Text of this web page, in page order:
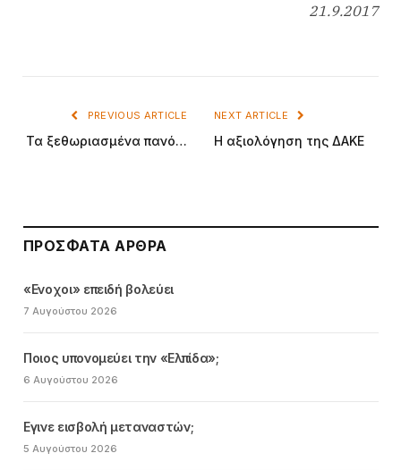
21.9.2017
PREVIOUS ARTICLE
Τα ξεθωριασμένα πανό…
NEXT ARTICLE
Η αξιολόγηση της ΔΑΚΕ
ΠΡΌΣΦΑΤΑ ΆΡΘΡΑ
«Ενοχοι» επειδή βολεύει
7 Αυγούστου 2026
Ποιος υπονομεύει την «Ελπίδα»;
6 Αυγούστου 2026
Εγινε εισβολή μεταναστών;
5 Αυγούστου 2026